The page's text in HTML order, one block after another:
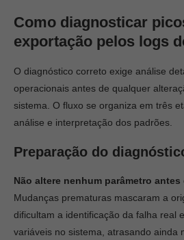
Como diagnosticar
exportação pelos logs
O diagnóstico correto exige análise
operacionais antes de qualquer
sistema. O fluxo se organiza em três
análise e interpretação dos padrões.
Preparação do
Não altere nenhum parâmetro
Mudanças prematuras mascaram a
dificultam a identificação da falha real
variáveis no sistema, atrasando ainda